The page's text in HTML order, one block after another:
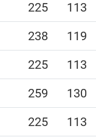
225
113
238
119
225
113
259
130
225
113